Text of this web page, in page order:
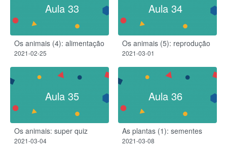
Aula 33
Os animais (4): alimentação
2021-02-25
Aula 34
Os animais (5): reprodução
2021-03-01
Aula 35
Os animais: super quiz
2021-03-04
Aula 36
As plantas (1): sementes
2021-03-08